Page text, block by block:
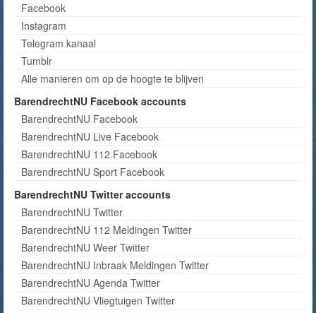
Facebook
Instagram
Telegram kanaal
Tumblr
Alle manieren om op de hoogte te blijven
BarendrechtNU Facebook accounts
BarendrechtNU Facebook
BarendrechtNU Live Facebook
BarendrechtNU 112 Facebook
BarendrechtNU Sport Facebook
BarendrechtNU Twitter accounts
BarendrechtNU Twitter
BarendrechtNU 112 Meldingen Twitter
BarendrechtNU Weer Twitter
BarendrechtNU Inbraak Meldingen Twitter
BarendrechtNU Agenda Twitter
BarendrechtNU Vliegtuigen Twitter